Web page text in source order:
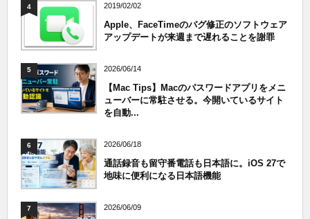
4 2019/02/02
Apple、FaceTimeのバグ修正のソフトウェア
アップデートが来週まで遅れることを謝罪
5 2026/06/14
【Mac Tips】Macのパスワードアプリをメニ
ューバーに常駐させる。今開いているサイト
を自動...
6 2026/06/18
通話録音も留守番電話も日本語に。iOS 27で
地味に便利になる日本語機能
7 2026/06/09